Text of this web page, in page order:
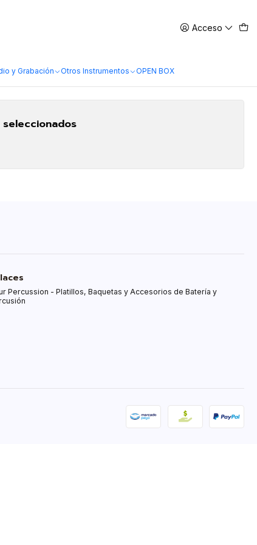
Acceso
y Grabación Otros Instrumentos OPEN BOX
Percussion - Platillos, Baquetas y Accesorios de Batería y